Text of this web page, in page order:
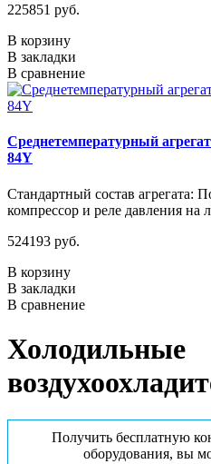
225851 руб.
В корзину
В закладки
В сравнение
Среднетемпературный
84Y
Стандартный состав агрегата:
компрессор и реле давления на
524193 руб.
В корзину
В закладки
В сравнение
Холодильные
Получить бесплатную
оборудования, вы